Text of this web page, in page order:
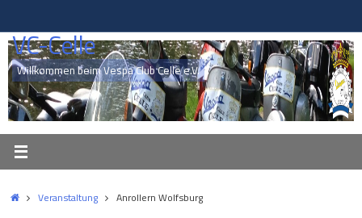
springen
VC-Celle
Willkommen beim Vespa Club Celle e.V.
StartVeranstaltung Anrollern Wolfsburg